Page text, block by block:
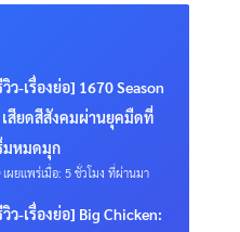
ว-เรื่องย่อ] 1670 Season
เสียดสีสังคมผ่านยุคมืดที่
มหมดมุก
เผยแพร่เมื่อ: 5 ชั่วโมง ที่ผ่านมา
ว-เรื่องย่อ] Big Chicken: